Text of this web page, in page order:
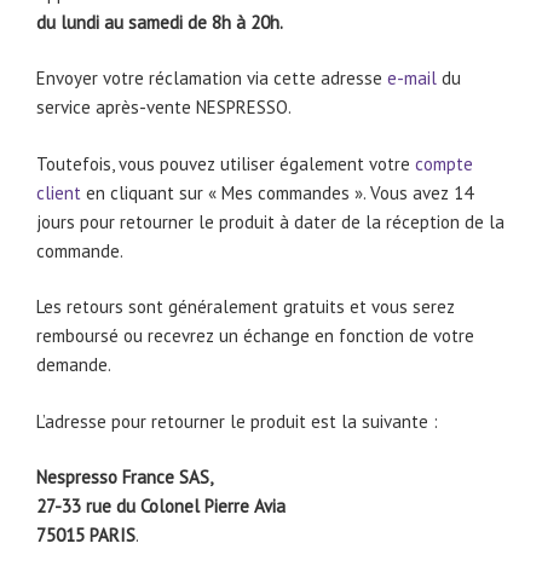
du lundi au samedi de 8h à 20h.
Envoyer votre réclamation via cette adresse e-mail du
service après-vente NESPRESSO.
Toutefois, vous pouvez utiliser également votre compte
client en cliquant sur « Mes commandes ». Vous avez 14
jours pour retourner le produit à dater de la réception de la
commande.
Les retours sont généralement gratuits et vous serez
remboursé ou recevrez un échange en fonction de votre
demande.
L’adresse pour retourner le produit est la suivante :
Nespresso France SAS,
27-33 rue du Colonel Pierre Avia
75015 PARIS.